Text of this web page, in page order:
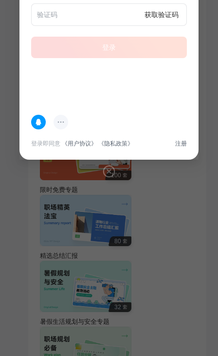
热门专题
100 套
限时免费专题
80 套
精选总结汇报
32 套
暑假生活规划与安全专题
获取验证码
登录
登录即同意 《用户协议》 《隐私政策》 注册